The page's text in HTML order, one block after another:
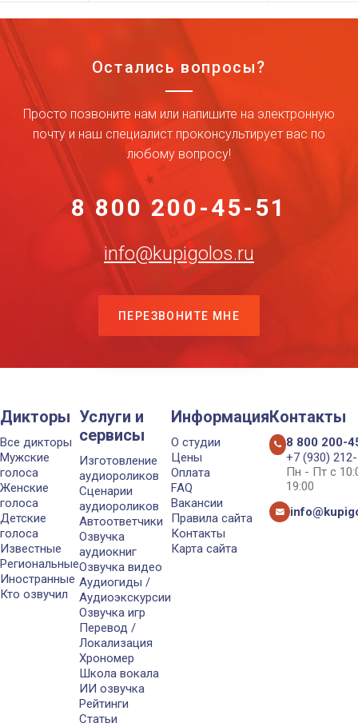
Остались вопросы?
Просто позвоните нам или напишите на электронную
почту и наш специалист проконсультирует вас по
любому вопросу!
8 800 200-45-51
info@kupigolos.ru
ПЕРЕЗВОНИТЕ МНЕ
Дикторы
Все дикторы
Мужские
голоса
Женские
голоса
Детские
голоса
Известные
Региональные
Иностранные
Кто озвучил
Услуги и
сервисы
Изготовление
аудиороликов
Сценарии
аудиороликов
Автоответчики
Озвучка
аудиокниг
Озвучка видео
Аудиогиды /
Аудиоэкскурсии
Озвучка игр
Перевод /
Локализация
Хрономер
Школа вокала
ИИ озвучка
Рейтинги
Статьи
Информация
О студии
Цены
Оплата
FAQ
Вакансии
Правила сайта
Контакты
Карта сайта
Контакты
8 800 200-
+7 (930)
Пн - Пт с
19:00